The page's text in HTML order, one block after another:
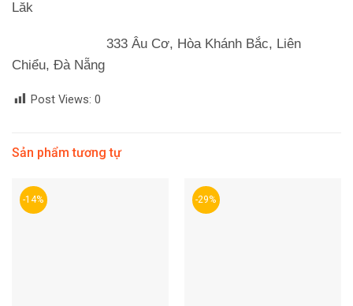
Lăk
333 Âu Cơ, Hòa Khánh Bắc, Liên
Chiểu, Đà Nẵng
Post Views: 0
Sản phẩm tương tự
-14% -29%